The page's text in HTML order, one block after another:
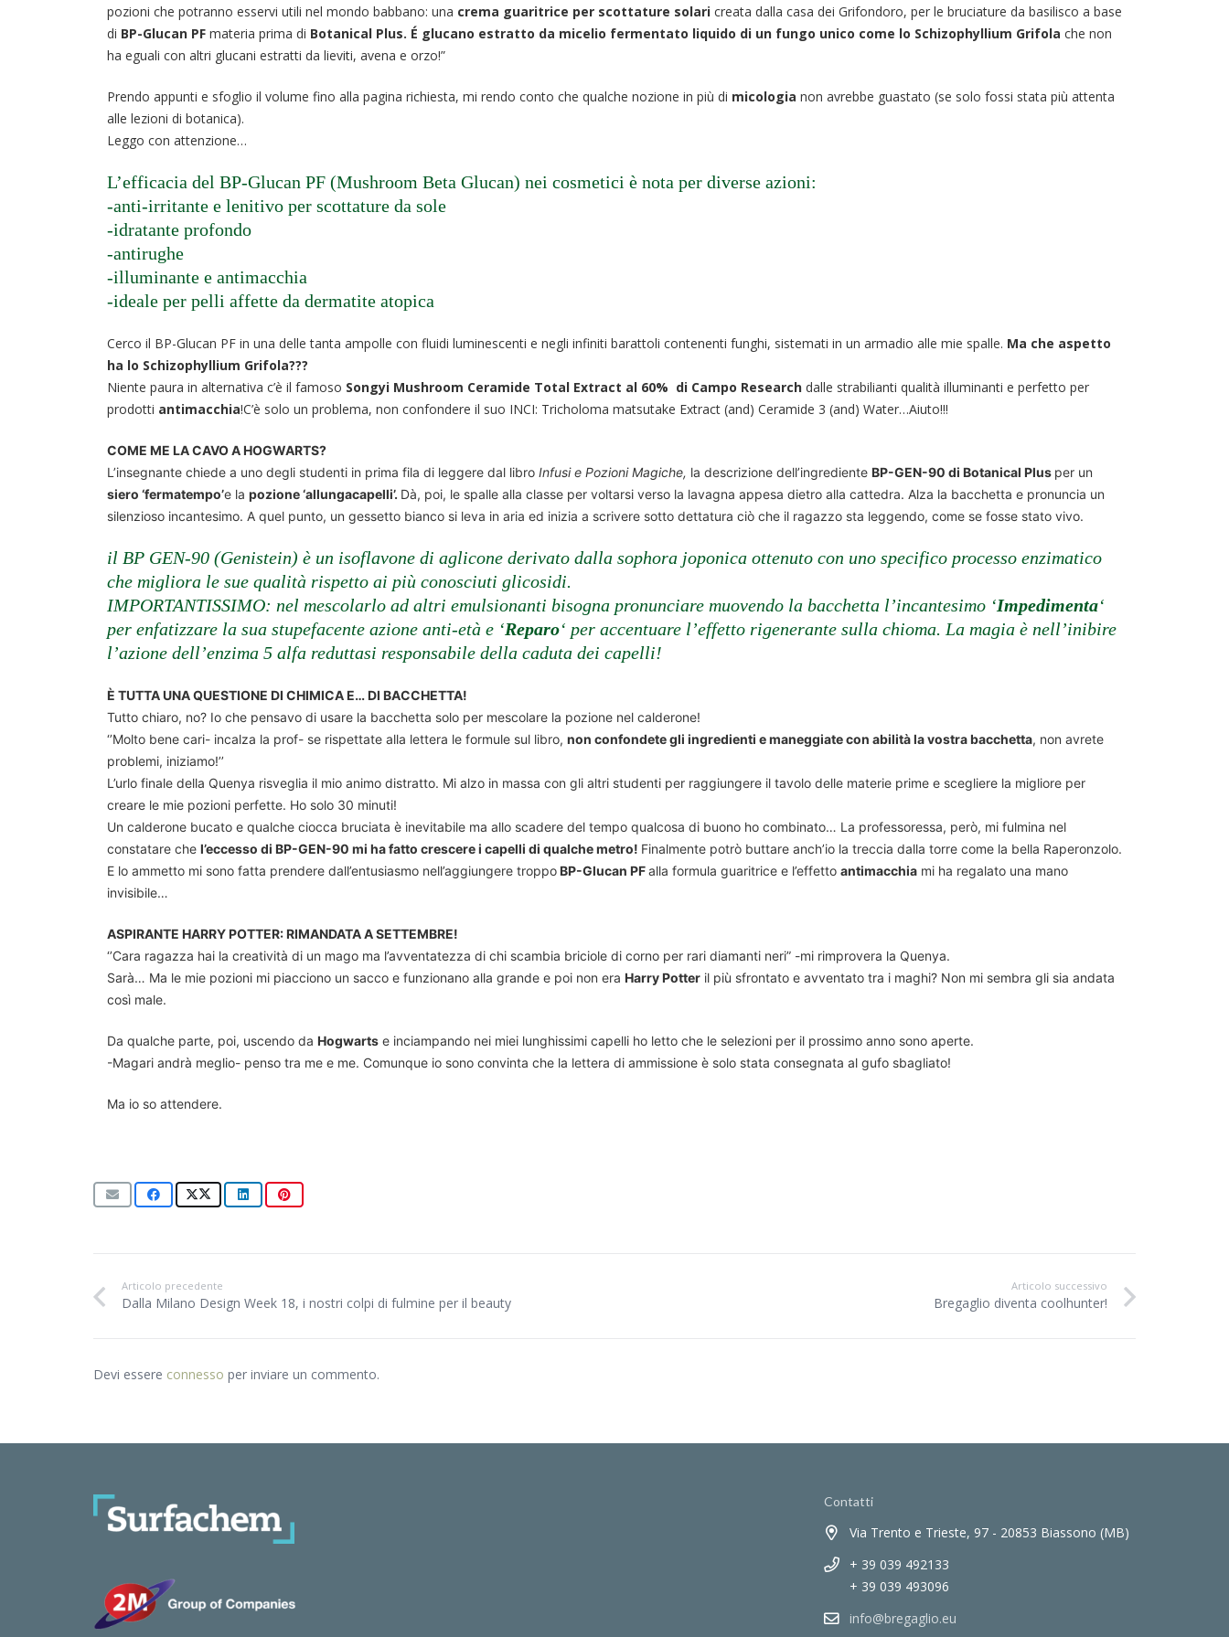
pozioni che potranno esservi utili nel mondo babbano: una crema guaritrice per scottature solari creata dalla casa dei Grifondoro, per le bruciature da basilisco a base
di BP-Glucan PF materia prima di Botanical Plus. É glucano estratto da micelio fermentato liquido di un fungo unico come lo Schizophyllium Grifola che non
ha eguali con altri glucani estratti da lieviti, avena e orzo!”
Prendo appunti e sfoglio il volume fino alla pagina richiesta, mi rendo conto che qualche nozione in più di micologia non avrebbe guastato (se solo fossi stata più attenta
alle lezioni di botanica).
Leggo con attenzione…
L’efficacia del BP-Glucan PF (Mushroom Beta Glucan) nei cosmetici è nota per diverse azioni:
-anti-irritante e lenitivo per scottature da sole
-idratante profondo
-antirughe
-illuminante e antimacchia
-ideale per pelli affette da dermatite atopica
Cerco il BP-Glucan PF in una delle tanta ampolle con fluidi luminescenti e negli infiniti barattoli contenenti funghi, sistemati in un armadio alle mie spalle. Ma che aspetto
ha lo Schizophyllium Grifola???
Niente paura in alternativa c’è il famoso Songyi Mushroom Ceramide Total Extract al 60% di Campo Research dalle strabilianti qualità illuminanti e perfetto per
prodotti antimacchia!C’è solo un problema, non confondere il suo INCI: Tricholoma matsutake Extract (and) Ceramide 3 (and) Water…Aiuto!!!
COME ME LA CAVO A HOGWARTS?
L’insegnante chiede a uno degli studenti in prima fila di leggere dal libro Infusi e Pozioni Magiche, la descrizione dell’ingrediente BP-GEN-90 di Botanical Plus per un
siero ‘fermatempo’e la pozione ‘allungacapelli’. Dà, poi, le spalle alla classe per voltarsi verso la lavagna appesa dietro alla cattedra. Alza la bacchetta e pronuncia un
silenzioso incantesimo. A quel punto, un gessetto bianco si leva in aria ed inizia a scrivere sotto dettatura ciò che il ragazzo sta leggendo, come se fosse stato vivo.
il BP GEN-90 (Genistein) è un isoflavone di aglicone derivato dalla sophora joponica ottenuto con uno specifico processo enzimatico
che migliora le sue qualità rispetto ai più conosciuti glicosidi.
IMPORTANTISSIMO: nel mescolarlo ad altri emulsionanti bisogna pronunciare muovendo la bacchetta l’incantesimo ‘Impedimenta‘
per enfatizzare la sua stupefacente azione anti-età e ‘Reparo‘ per accentuare l’effetto rigenerante sulla chioma. La magia è nell’inibire
l’azione dell’enzima 5 alfa reduttasi responsabile della caduta dei capelli!
È TUTTA UNA QUESTIONE DI CHIMICA E… DI BACCHETTA!
Tutto chiaro, no? Io che pensavo di usare la bacchetta solo per mescolare la pozione nel calderone!
‘’Molto bene cari- incalza la prof- se rispettate alla lettera le formule sul libro, non confondete gli ingredienti e maneggiate con abilità la vostra bacchetta, non avrete
problemi, iniziamo!’’
L’urlo finale della Quenya risveglia il mio animo distratto. Mi alzo in massa con gli altri studenti per raggiungere il tavolo delle materie prime e scegliere la migliore per
creare le mie pozioni perfette. Ho solo 30 minuti!
Un calderone bucato e qualche ciocca bruciata è inevitabile ma allo scadere del tempo qualcosa di buono ho combinato… La professoressa, però, mi fulmina nel
constatare che l’eccesso di BP-GEN-90 mi ha fatto crescere i capelli di qualche metro! Finalmente potrò buttare anch’io la treccia dalla torre come la bella Raperonzolo.
E lo ammetto mi sono fatta prendere dall’entusiasmo nell’aggiungere troppoBP-Glucan PFalla formula guaritrice e l’effetto antimacchia mi ha regalato una mano
invisibile…
ASPIRANTE HARRY POTTER: RIMANDATA A SETTEMBRE!
‘’Cara ragazza hai la creatività di un mago ma l’avventatezza di chi scambia briciole di corno per rari diamanti neri” -mi rimprovera la Quenya.
Sarà… Ma le mie pozioni mi piacciono un sacco e funzionano alla grande e poi non era Harry Potter il più sfrontato e avventato tra i maghi? Non mi sembra gli sia andata
così male.
Da qualche parte, poi, uscendo da Hogwarts e inciampando nei miei lunghissimi capelli ho letto che le selezioni per il prossimo anno sono aperte.
-Magari andrà meglio- penso tra me e me. Comunque io sono convinta che la lettera di ammissione è solo stata consegnata al gufo sbagliato!
Ma io so attendere.
Articolo precedente
Dalla Milano Design Week 18, i nostri colpi di fulmine per il beauty
Articolo successivo
Bregaglio diventa coolhunter!
Devi essere connesso per inviare un commento.
Contatti
Via Trento e Trieste, 97 - 20853 Biassono (MB)
+ 39 039 492133
+ 39 039 493096
info@bregaglio.eu